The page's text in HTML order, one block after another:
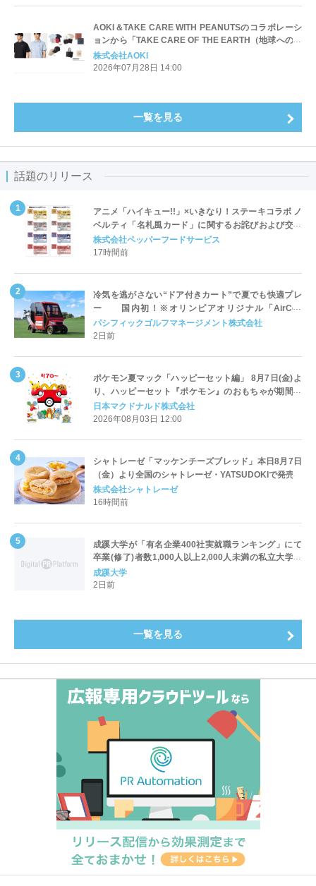
AOKI＆TAKE CARE WITH PEANUTSのコラボレーシ
ョンから「TAKE CARE OF THE EARTH（地球への思
いやり）」に共感したサステナブル素材を使用したア
イテムが新登場！
株式会社AOKI
2026年07月28日 14:00
一覧を見る
話題のリリース
アニメ「ハイキュー!!」×いきなり！ステーキコラボ ノ
ベルティ「名札風カード」に関するお詫びおよび交換
対応についてのご案内
株式会社ペッパーフードサービス
17時間前
冷気を逃がさない“ドア付きカート”で夏でも快適プレ
ー 国内初！※オリンピアオリジナル「AirCon
Cart（エアコンカート）」導入 | ＰＧＭ
パシフィックゴルフマネージメント株式会社
2日前
ポケモン夏マック「ハッピーセット編」 8月7日(金)よ
り、ハッピーセット『ポケモン』のおもちゃが期間限
定登場
日本マクドナルド株式会社
2026年08月03日 12:00
シャトレーゼ「マッケンチーズブレッド」本日8月7日
（金）より全国のシャトレーゼ・YATSUDOKIで発売
株式会社シャトレーゼ
16時間前
成蹊大学が「有名企業400社実就職ランキング」にて
卒業(修了)者数1,000人以上2,000人未満の私立大学で
全国第1位を獲得！～実就職率は26.5%（前年比＋
4.3pt）に伸長、東京の私立大学でも10位にランクイン
成蹊大学
2日前
一覧を見る